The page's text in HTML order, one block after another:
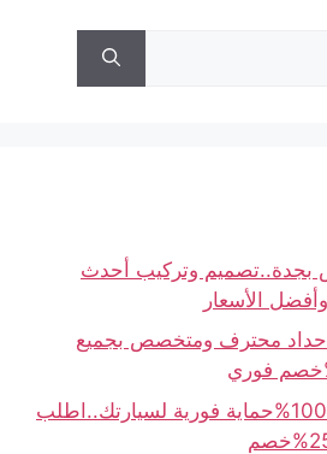
بجدة..تصميم وتركيب أحدث
الأسعار
محترف ومتخصص بجميع
مظلات سيارات جده 100%حماية فورية لسيارتك..اطلب